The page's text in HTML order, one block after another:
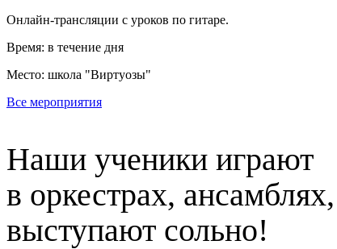
Онлайн-трансляции с уроков по гитаре.
Время: в течение дня
Место: школа "Виртуозы"
Все мероприятия
Наши ученики играют
в оркестрах, ансамблях,
выступают сольно!